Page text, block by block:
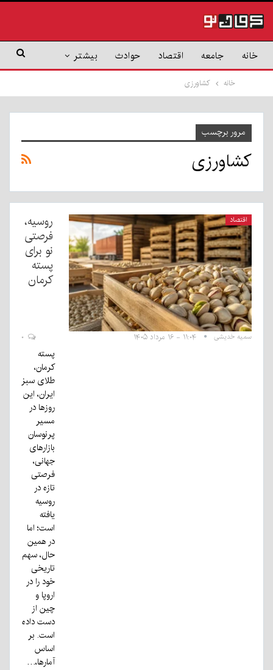
خانه جامعه اقتصاد حوادث بیشتر
خانه کشاورزی
مرور برچسب
کشاورزی
اقتصاد
روسیه،
فرصتی
نو برای
پسته
کرمان
سمیه خدیشی ۱۱:۰۴ - ۱۶ مرداد ۱۴۰۵
پسته
کرمان،
طلای سبز
ایران، این
روزها در
مسیر
پرنوسان
بازارهای
جهانی،
فرصتی
تازه در
روسیه
یافته
است؛ اما
در همین
حال، سهم
تاریخی
خود را در
اروپا و
چین از
دست داده
است. بر
اساس
آمارها،…